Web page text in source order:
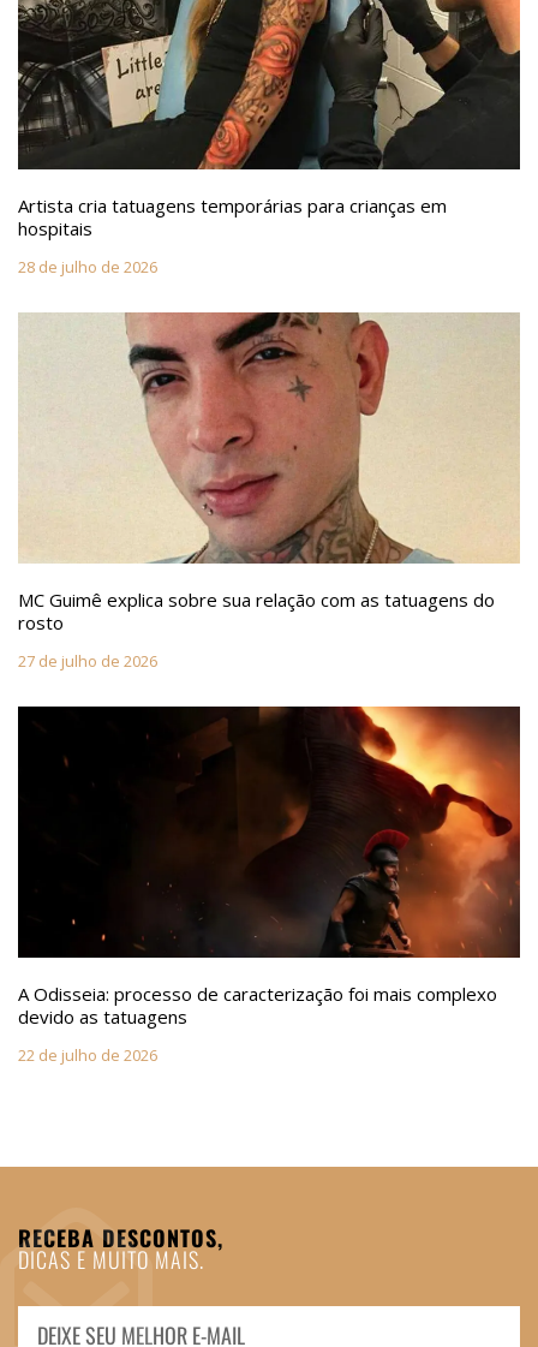
Artista cria tatuagens temporárias para crianças em
hospitais
28 de julho de 2026
MC Guimê explica sobre sua relação com as tatuagens do
rosto
27 de julho de 2026
A Odisseia: processo de caracterização foi mais complexo
devido as tatuagens
22 de julho de 2026
RECEBA DESCONTOS,
DICAS E MUITO MAIS.